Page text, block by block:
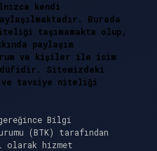
kendi
Burada
taşımamakta olup,
paylaşım
ve kişiler ile isim
Sitemizdeki
tavsiye niteliği
Bilgi
(BTK) tarafından
olarak hizmet